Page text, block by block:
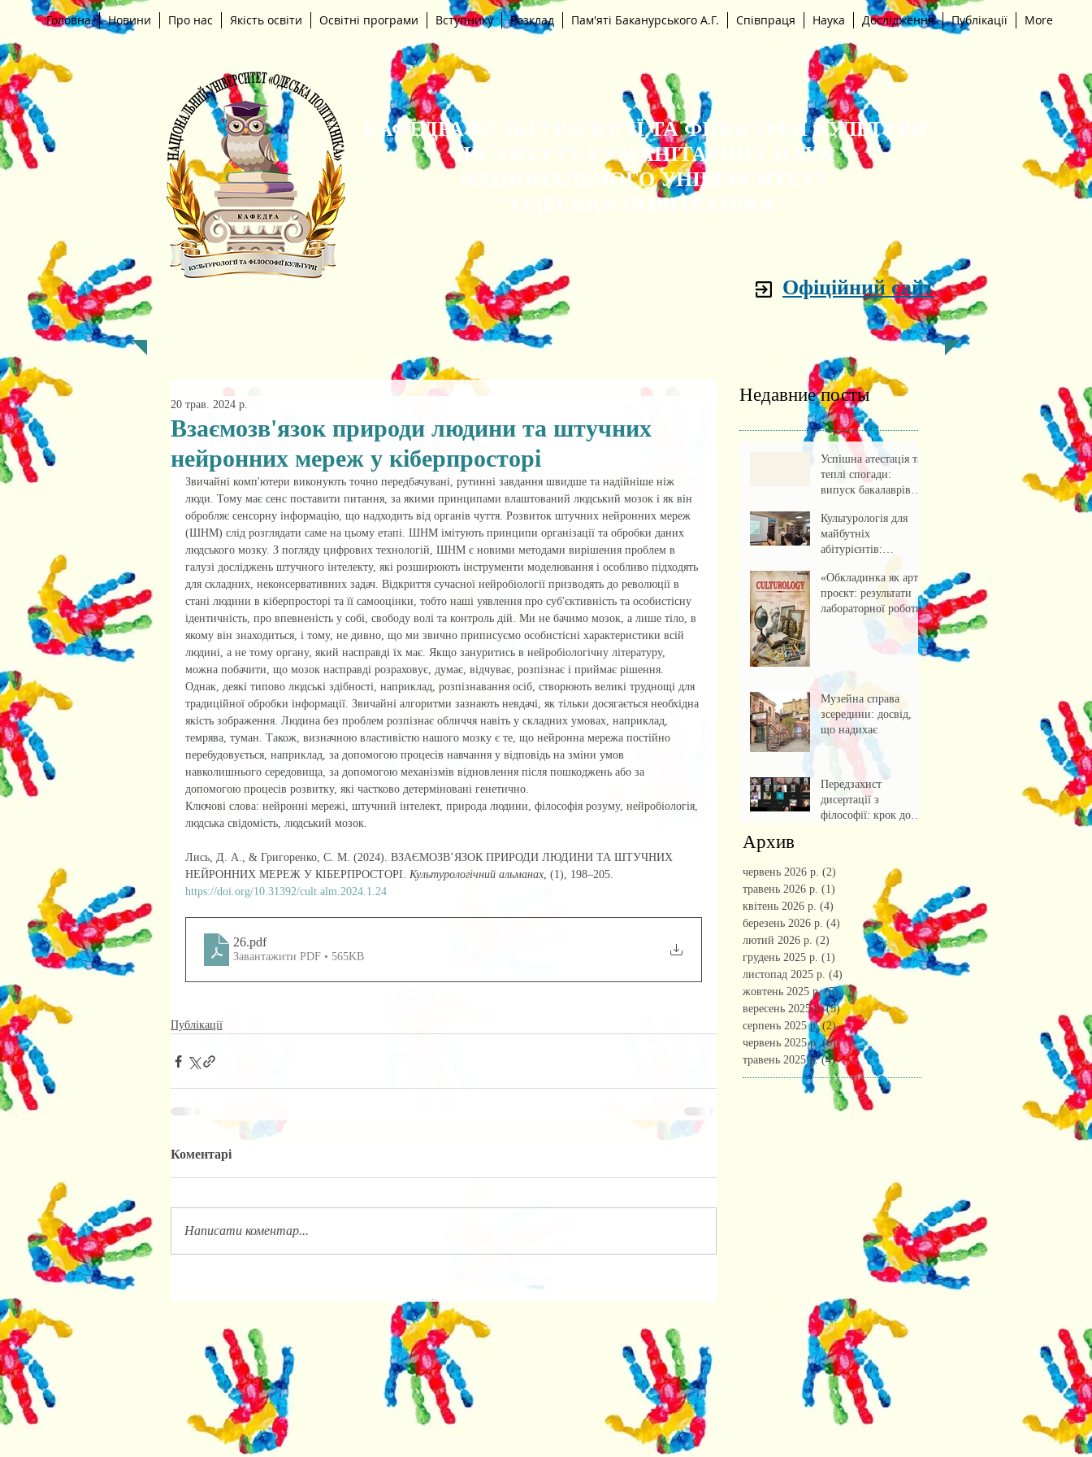
Головна Новини Про нас Якість освіти Освітні програми Вступнику Розклад Пам'яті Баканурського А.Г. Співпраця Наука Дослідження Публікації More
КАФЕДРА КУЛЬТУРОЛОГІЇ ТА ФІЛОСОФІЇ КУЛЬТУРИ
ІНСТИТУТУ ГУМАНІТАРНИХ НАУК
НАЦІОНАЛЬНОГО УНІВЕРСИТЕТУ
"ОДЕСЬКА ПОЛІТЕХНІКА"
Офіційний сайт
Взаємозв'язок природи людини та штучних
нейронних мереж у кіберпросторі
20 трав. 2024 р.
Звичайні комп'ютери виконують точно передбачувані, рутинні завдання швидше та надійніше ніж
люди. Тому має сенс поставити питання, за якими принципами влаштований людський мозок і як він
обробляє сенсорну інформацію, що надходить від органів чуття. Розвиток штучних нейронних мереж
(ШНМ) слід розглядати саме на цьому етапі. ШНМ імітують принципи організації та обробки даних
людського мозку. З погляду цифрових технологій, ШНМ є новими методами вирішення проблем в
галузі досліджень штучного інтелекту, які розширюють інструменти моделювання і особливо підходять
для складних, неконсервативних задач. Відкриття сучасної нейробіології призводять до революції в
стані людини в кіберпросторі та її самооцінки, тобто наші уявлення про суб'єктивність та особистісну
ідентичність, про впевненість у собі, свободу волі та контроль дій. Ми не бачимо мозок, а лише тіло, в
якому він знаходиться, і тому, не дивно, що ми звично приписуємо особистісні характеристики всій
людині, а не тому органу, який насправді їх має. Якщо зануритись в нейробіологічну літературу,
можна побачити, що мозок насправді розраховує, думає, відчуває, розпізнає і приймає рішення.
Однак, деякі типово людські здібності, наприклад, розпізнавання осіб, створюють великі труднощі для
традиційної обробки інформації. Звичайні алгоритми зазнають невдачі, як тільки досягається необхідна
якість зображення. Людина без проблем розпізнає обличчя навіть у складних умовах, наприклад,
темрява, туман. Також, визначною властивістю нашого мозку є те, що нейронна мережа постійно
перебудовується, наприклад, за допомогою процесів навчання у відповідь на зміни умов
навколишнього середовища, за допомогою механізмів відновлення після пошкоджень або за
допомогою процесів розвитку, які частково детерміновані генетично.
Ключові слова: нейронні мережі, штучний інтелект, природа людини, філософія розуму, нейробіологія,
людська свідомість, людський мозок.
Лись, Д. А., & Григоренко, С. М. (2024). ВЗАЄМОЗВ’ЯЗОК ПРИРОДИ ЛЮДИНИ ТА ШТУЧНИХ
НЕЙРОННИХ МЕРЕЖ У КІБЕРПРОСТОРІ. Культурологічний альманах, (1), 198–205.
https://doi.org/10.31392/cult.alm.2024.1.24
26.pdf
Завантажити PDF • 565KB
Публікації
Коментарі
Написати коментар...
Недавние посты
Успішна атестація та
теплі спогади:
випуск бакалаврів
Культурологія для
майбутніх
абітурієнтів:
зустріч із учнями
ліцею
«Обкладинка як арт-
проєкт: результати
лабораторної роботи»
Музейна справа
зсередини: досвід,
що надихає
Передзахист
дисертації з
філософії: крок до
Архив
червень 2026 р. (2)
травень 2026 р. (1)
квітень 2026 р. (4)
березень 2026 р. (4) 4 пости
лютий 2026 р. (2) 2 пости
грудень 2025 р. (1)
листопад 2025 р. (4)
жовтень 2025 р. (5)5 постів
вересень 2025 р. (5)5 постів
серпень 2025 р. (2)2 пости
червень 2025 р. (6)6 постів
травень 2025 р. (4)4 пости